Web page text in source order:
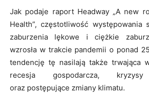
Jak podaje raport Headway „A new
Health”, częstotliwość występowania
zaburzenia lękowe i ciężkie
wzrosła w trakcie pandemii o ponad
tendencję tę nasilają także trwająca
recesja gospodarcza, kryzysy
oraz postępujące zmiany klimatu.